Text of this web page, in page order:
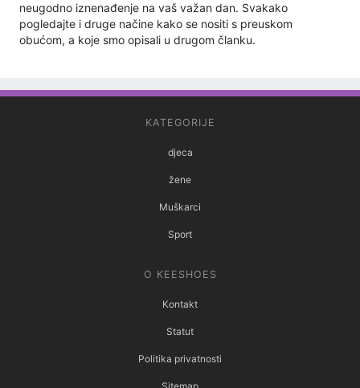
neugodno iznenađenje na vaš važan dan. Svakako
pogledajte i druge načine kako se nositi s preuskom
obućom, a koje smo opisali u drugom članku.
KATEGORIJE
djeca
žene
Muškarci
Sport
O KEESHOES
Kontakt
Statut
Politika privatnosti